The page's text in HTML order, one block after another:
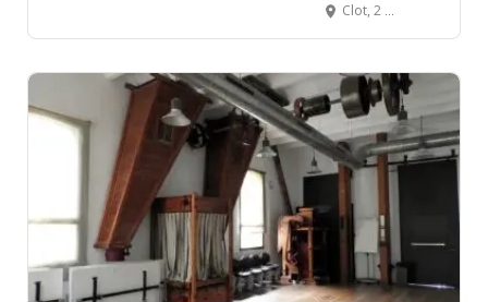
Clot, 2 - Gran Via, 837 - BARCELONA